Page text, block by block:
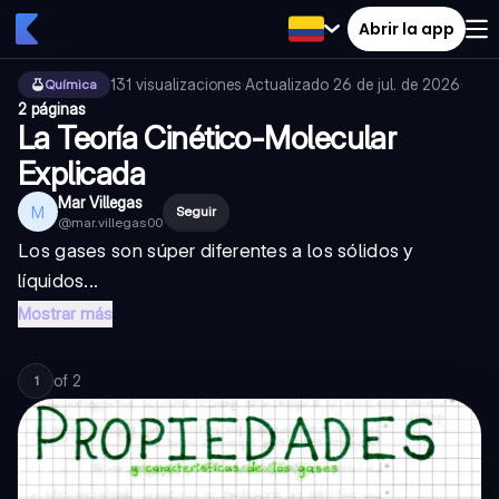
Abrir la app
Química 131 visualizaciones·Actualizado 26 de jul. de 2026·
2 páginas
La Teoría Cinético-Molecular
Explicada
M Mar Villegas
@mar.villegas00
Seguir
Los gases son súper diferentes a los sólidos y
líquidos...
Mostrar más
1 of 2